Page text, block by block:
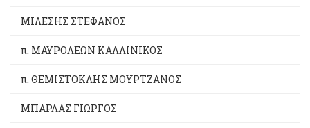
ΜΙΛΕΣΗΣ ΣΤΕΦΑΝΟΣ
π. ΜΑΥΡΟΛΕΩΝ ΚΑΛΛΙΝΙΚΟΣ
π. ΘΕΜΙΣΤΟΚΛΗΣ ΜΟΥΡΤΖΑΝΟΣ
ΜΠΑΡΛΑΣ ΓΙΩΡΓΟΣ